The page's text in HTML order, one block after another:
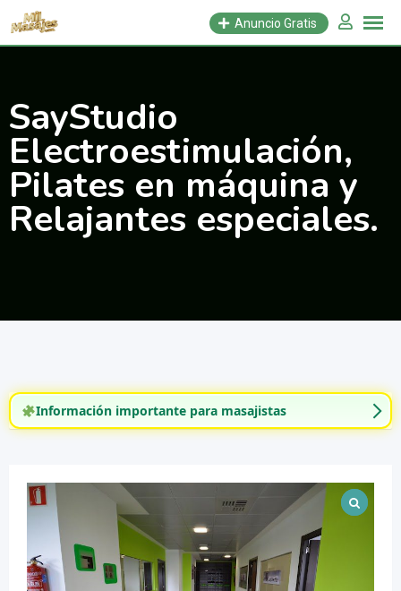
Saltar
Anuncio Gratis
SayStudio
Electroestimulación,
Pilates en máquina y
Relajantes especiales.
Información importante para masajistas